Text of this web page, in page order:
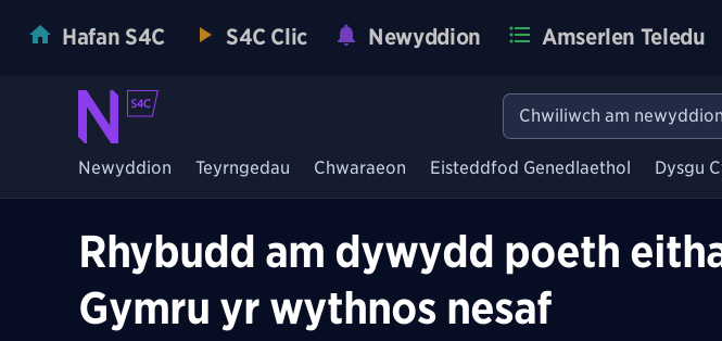
Hafan S4C S4C Clic Newyddion Amserlen Teledu
Newyddion Teyrngedau Chwaraeon Eisteddfod Genedlaethol Dysgu
Rhybudd am dywydd poeth
Gymru yr wythnos nesaf